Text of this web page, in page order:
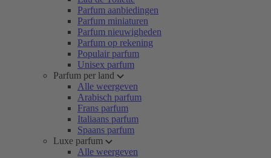
Parfum aanbiedingen
Parfum miniaturen
Parfum nieuwigheden
Parfum op rekening
Populair parfum
Unisex parfum
Parfum per land
Alle weergeven
Arabisch parfum
Frans parfum
Italiaans parfum
Spaans parfum
Luxe parfum
Alle weergeven